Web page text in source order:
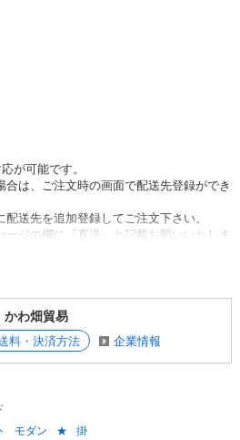
が可能です。
は、ご注文時の画面で配送先登録ができ
送先を追加登録してご注文下さい。
ジの欄に『直送』と記載お願いいたしま
イン後)
かわ畑貿易
料・決済方法 企業情報
モダン ★ 掛